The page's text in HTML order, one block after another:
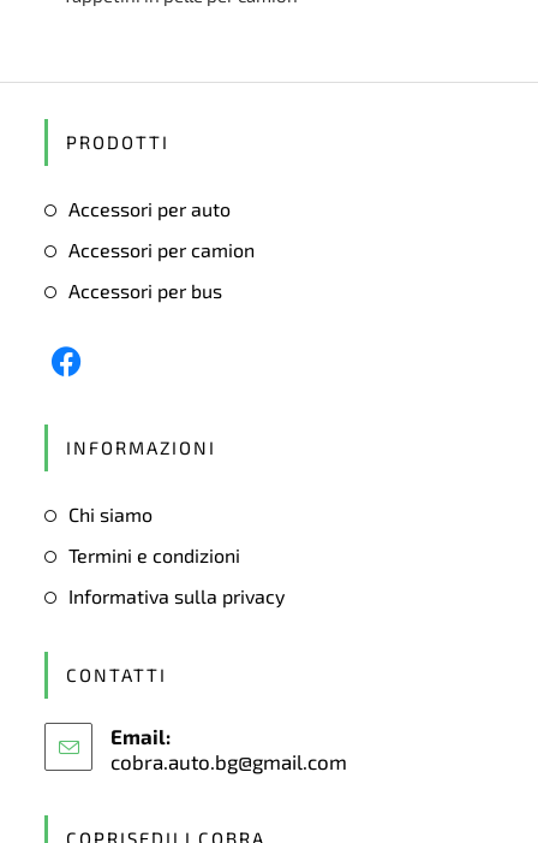
PRODOTTI
Accessori per auto
Accessori per camion
Accessori per bus
tab
INFORMAZIONI
Chi siamo
Termini e condizioni
Informativa sulla privacy
CONTATTI
Email:
cobra.auto.bg@gmail.com
COPRISEDILI COBRA